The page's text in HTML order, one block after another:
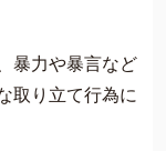
暴力や暴言など
取り立て行為に